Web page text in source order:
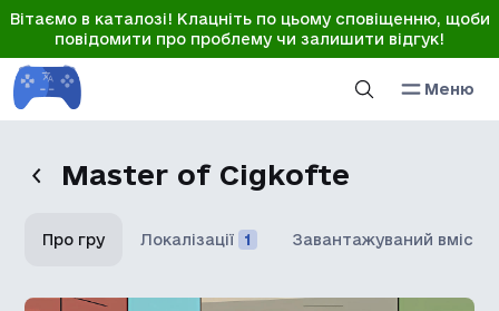
Вітаємо в каталозі! Клацніть по цьому сповіщенню, щоби
повідомити про проблему чи залишити відгук!
Меню
Master of Cigkofte
Про гру Локалізації 1 Завантажуваний вміст